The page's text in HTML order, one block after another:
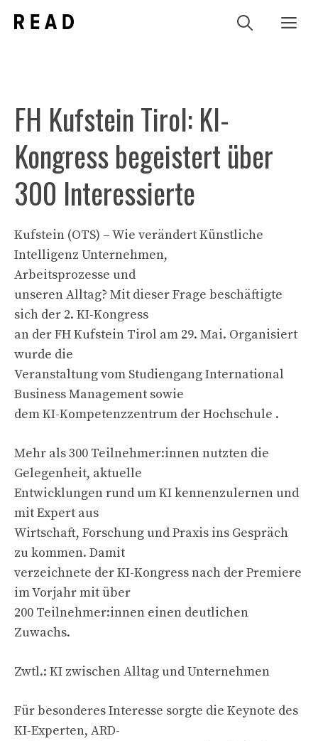
Inhalt
FH Kufstein Tirol: KI-
Kongress begeistert über
300 Interessierte
Kufstein (OTS) – Wie verändert Künstliche
Intelligenz Unternehmen,
Arbeitsprozesse und
unseren Alltag? Mit dieser Frage beschäftigte
sich der 2. KI-Kongress
an der FH Kufstein Tirol am 29. Mai. Organisiert
wurde die
Veranstaltung vom Studiengang International
Business Management sowie
dem KI-Kompetenzzentrum der Hochschule .
Mehr als 300 Teilnehmer:innen nutzten die
Gelegenheit, aktuelle
Entwicklungen rund um KI kennenzulernen und
mit Expert aus
Wirtschaft, Forschung und Praxis ins Gespräch
zu kommen. Damit
verzeichnete der KI-Kongress nach der Premiere
im Vorjahr mit über
200 Teilnehmer:innen einen deutlichen
Zuwachs.
Zwtl.: KI zwischen Alltag und Unternehmen
Für besonderes Interesse sorgte die Keynote des
KI-Experten, ARD-